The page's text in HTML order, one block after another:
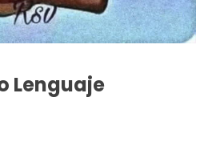
Lenguaje